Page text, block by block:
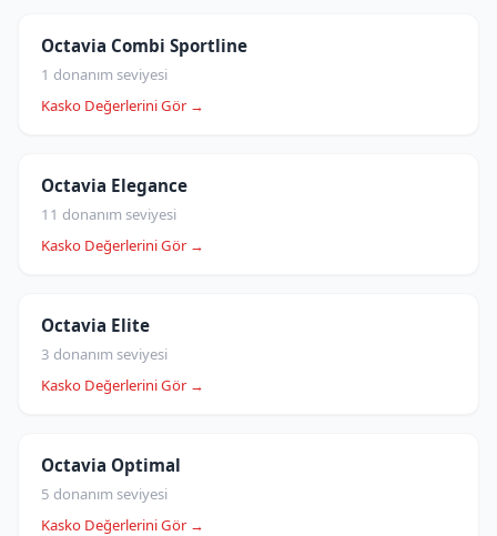
Octavia Combi Sportline
1 donanım seviyesi
Kasko Değerlerini Gör →
Octavia Elegance
11 donanım seviyesi
Kasko Değerlerini Gör →
Octavia Elite
3 donanım seviyesi
Kasko Değerlerini Gör →
Octavia Optimal
5 donanım seviyesi
Kasko Değerlerini Gör →